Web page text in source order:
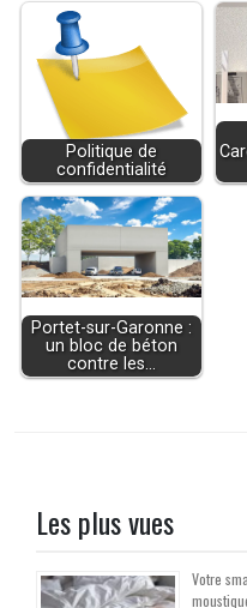
Politique de
confidentialité
Portet-sur-Garonne :
un bloc de béton
contre les…
Les plus vues
Votre